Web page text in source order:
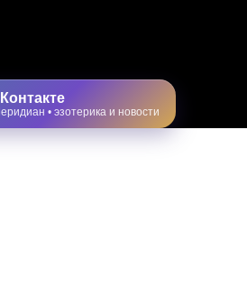
• эзотерика и новости